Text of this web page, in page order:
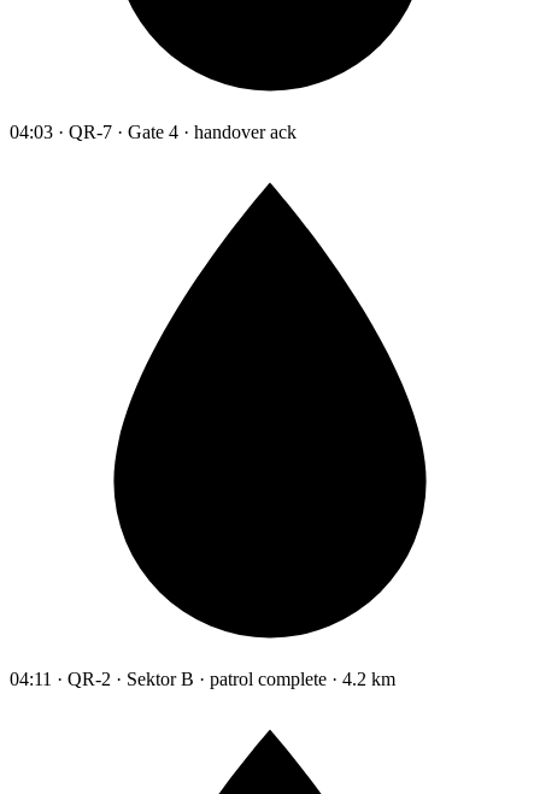
04:03 · QR-7 · Gate 4 · handover ack
04:11 · QR-2 · Sektor B · patrol complete · 4.2 km